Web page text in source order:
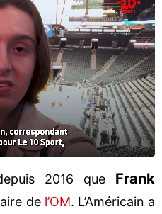
2016 que Frank
de l’OM. L’Américain a